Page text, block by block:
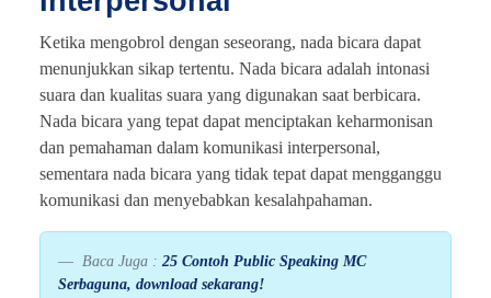
Ketika mengobrol dengan seseorang, nada bicara dapat
menunjukkan sikap tertentu. Nada bicara adalah intonasi
suara dan kualitas suara yang digunakan saat berbicara.
Nada bicara yang tepat dapat menciptakan keharmonisan
dan pemahaman dalam komunikasi interpersonal,
sementara nada bicara yang tidak tepat dapat mengganggu
komunikasi dan menyebabkan kesalahpahaman.
Baca Juga : 25 Contoh Public Speaking MC
Serbaguna, download sekarang!